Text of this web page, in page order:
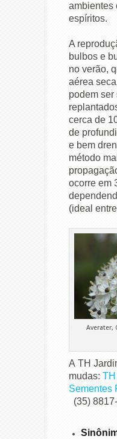
ambientes
espíritos.
A
bulbos e
no verão,
aérea
podem ser
cerca de
de
e bem
método
ocorre em
(ideal
Averater,
A TH
mudas:
Sementes
(35)